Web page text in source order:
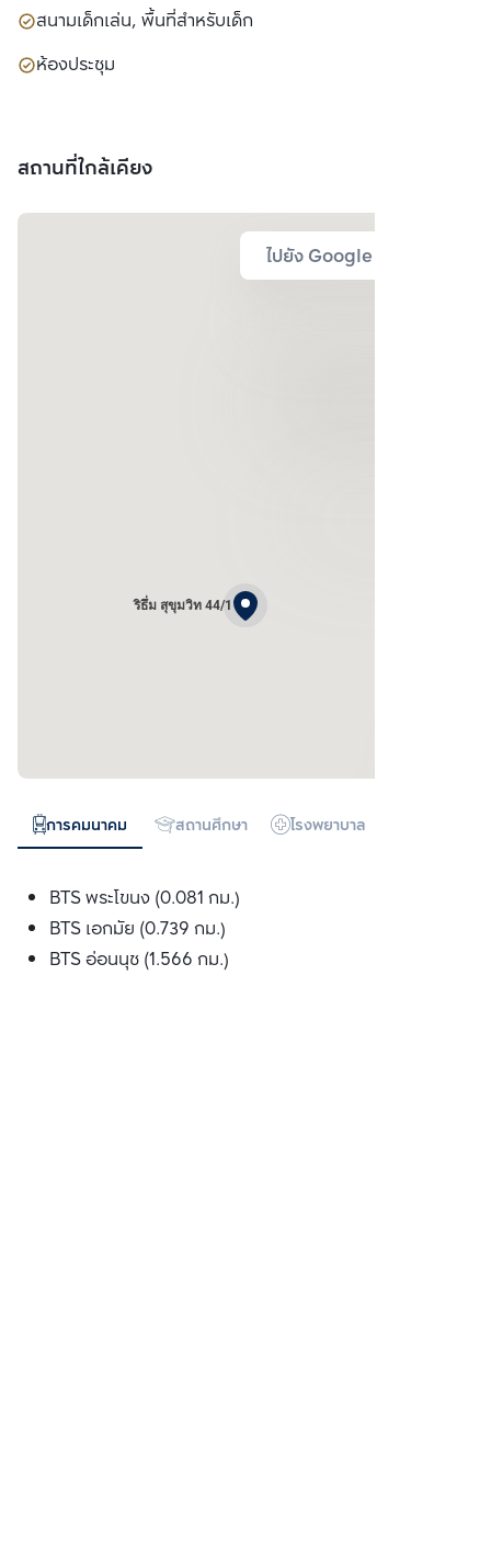
สนามเด็กเล่น, พื้นที่สำหรับเด็ก
ห้องประชุม
สถานที่ใกล้เคียง
ไปยัง Google Map
ริธึ่ม สุขุมวิท 44/1
การคมนาคม สถานศึกษา โรงพยาบาล
BTS พระโขนง (0.081 กม.)
BTS เอกมัย (0.739 กม.)
BTS อ่อนนุช (1.566 กม.)